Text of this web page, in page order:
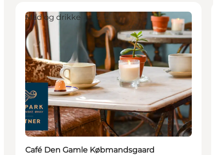
Mad og drikke
Café Den Gamle Købmandsgaard